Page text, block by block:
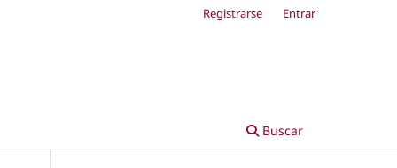
Buscar
Registrarse Entrar